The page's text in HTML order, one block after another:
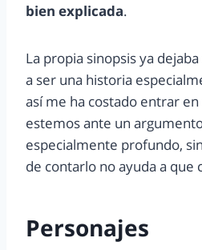
bien explicada.
La propia sinopsis ya
a ser una historia
así me ha costado entrar
estemos ante un
especialmente profundo,
de contarlo no ayuda a que
Personajes